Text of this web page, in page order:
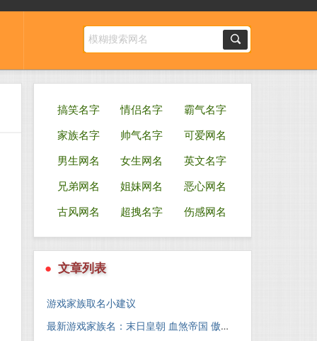
搞笑名字 情侣名字
霸气名字
家族名字
帅气名字
可爱网名
男生网名
女生网名
英文名字
兄弟网名
姐妹网名
恶心网名
古风网名
超拽名字 伤感网名
● 文章列表
游戏家族取名小建议
最新游戏家族名：末日皇朝 血煞帝国 傲霸天下 灭神一族